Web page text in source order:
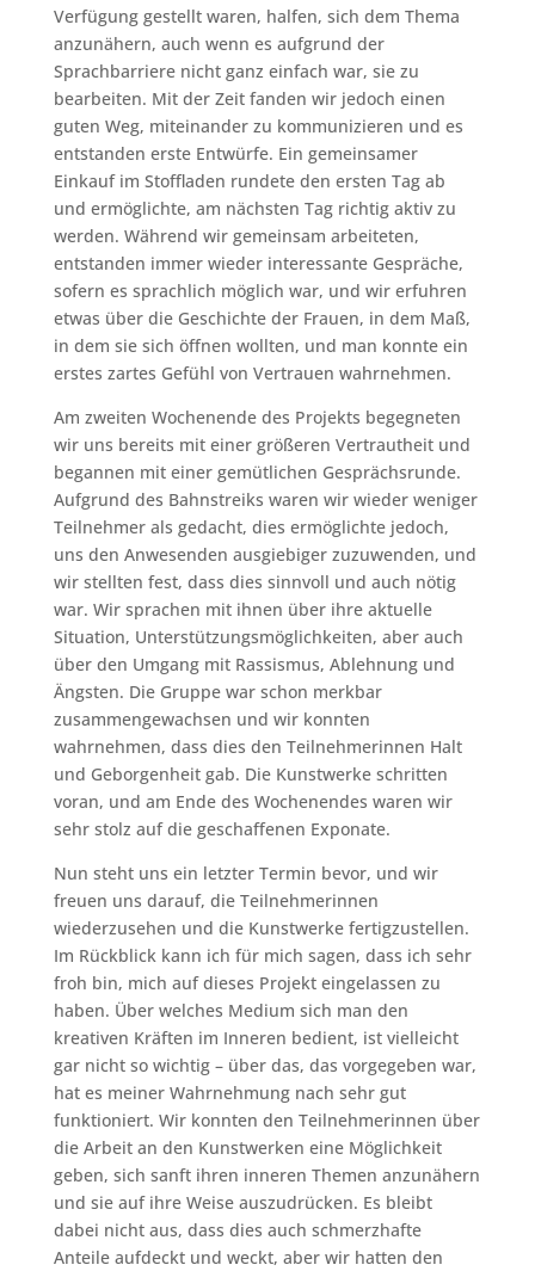
Verfügung gestellt waren, halfen, sich dem Thema
anzunähern, auch wenn es aufgrund der
Sprachbarriere nicht ganz einfach war, sie zu
bearbeiten. Mit der Zeit fanden wir jedoch einen
guten Weg, miteinander zu kommunizieren und es
entstanden erste Entwürfe. Ein gemeinsamer
Einkauf im Stoffladen rundete den ersten Tag ab
und ermöglichte, am nächsten Tag richtig aktiv zu
werden. Während wir gemeinsam arbeiteten,
entstanden immer wieder interessante Gespräche,
sofern es sprachlich möglich war, und wir erfuhren
etwas über die Geschichte der Frauen, in dem Maß,
in dem sie sich öffnen wollten, und man konnte ein
erstes zartes Gefühl von Vertrauen wahrnehmen.
Am zweiten Wochenende des Projekts begegneten
wir uns bereits mit einer größeren Vertrautheit und
begannen mit einer gemütlichen Gesprächsrunde.
Aufgrund des Bahnstreiks waren wir wieder weniger
Teilnehmer als gedacht, dies ermöglichte jedoch,
uns den Anwesenden ausgiebiger zuzuwenden, und
wir stellten fest, dass dies sinnvoll und auch nötig
war. Wir sprachen mit ihnen über ihre aktuelle
Situation, Unterstützungsmöglichkeiten, aber auch
über den Umgang mit Rassismus, Ablehnung und
Ängsten. Die Gruppe war schon merkbar
zusammengewachsen und wir konnten
wahrnehmen, dass dies den Teilnehmerinnen Halt
und Geborgenheit gab. Die Kunstwerke schritten
voran, und am Ende des Wochenendes waren wir
sehr stolz auf die geschaffenen Exponate.
Nun steht uns ein letzter Termin bevor, und wir
freuen uns darauf, die Teilnehmerinnen
wiederzusehen und die Kunstwerke fertigzustellen.
Im Rückblick kann ich für mich sagen, dass ich sehr
froh bin, mich auf dieses Projekt eingelassen zu
haben. Über welches Medium sich man den
kreativen Kräften im Inneren bedient, ist vielleicht
gar nicht so wichtig – über das, das vorgegeben war,
hat es meiner Wahrnehmung nach sehr gut
funktioniert. Wir konnten den Teilnehmerinnen über
die Arbeit an den Kunstwerken eine Möglichkeit
geben, sich sanft ihren inneren Themen anzunähern
und sie auf ihre Weise auszudrücken. Es bleibt
dabei nicht aus, dass dies auch schmerzhafte
Anteile aufdeckt und weckt, aber wir hatten den